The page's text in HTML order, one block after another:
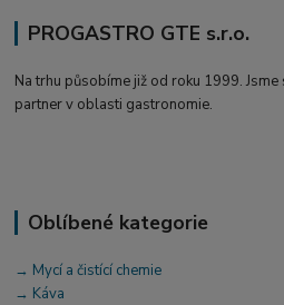
PROGASTRO GTE s.r.o.
Na trhu působíme již od roku 1999.
partner v oblasti gastronomie.
Oblíbené kategorie
→ Mycí a čistící chemie
→ Káva